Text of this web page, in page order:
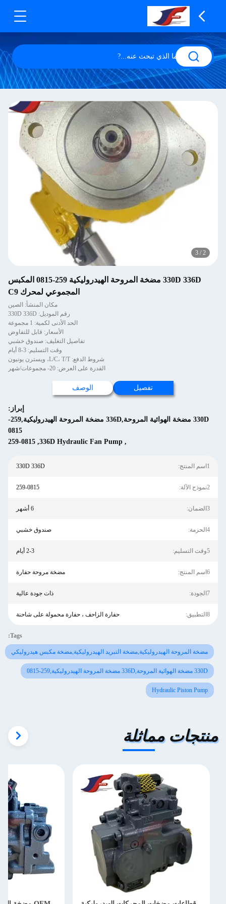
3
/
3
330D 336D مضخة المروحة الهيدروليكية 259-0815 المكبس
المجموعي لمحرك C9
مكان المنشأ: الصين
رقم الموديل: 330D 336D
الحد الأدنى لكمية: 1 مجموعة
الأسعار: قابل للتفاوض
تفاصيل التغليف: صندوق خشبي
وقت التسليم: 3-8 أيام
شروط الدفع: L/C، T/T، ويسترن يونيون
القدرة على العرض: 20- مجموعات/شهر
تفصيل الوصف
إبراز:
330D مضخة الهوائية المروحة,336D مضخة المروحة الهيدروليكية,259-
0815
,
336D Hydraulic Fan Pump
,
259-0815
1اسم المنتج: 330D 336D
2نموذج الآلة: 259-0815
3الضمان: 6 أشهر
4الحزمة: صندوق خشبي
5وقت التسليم: 2-3 أيام
6اسم المنتج: مضخة مروحة حفارة
7الجودة: ذات جودة عالية
8التطبيق: حفارة الزاحف ، حفارة محمولة على شاحنة
Tags:
مضخة المروحة الهيدروليكية,مضخة التبريد الهيدروليكية,مضخة مكبس هيدروليكي
330D مضخة الهوائية المروحة,336D مضخة المروحة الهيدروليكية,259-0815
Hydraulic Piston Pump
منتجات مماثلة